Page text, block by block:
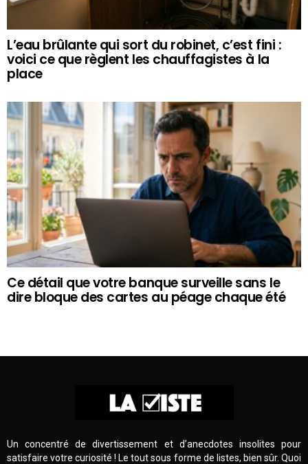
L’eau brûlante qui sort du robinet, c’est fini :
voici ce que règlent les chauffagistes à la
place
Ce détail que votre banque surveille sans le
dire bloque des cartes au péage chaque été
Un concentré de divertissement et d’anecdotes insolites pour
satisfaire votre curiosité ! Le tout sous forme de listes, bien sûr. Quoi